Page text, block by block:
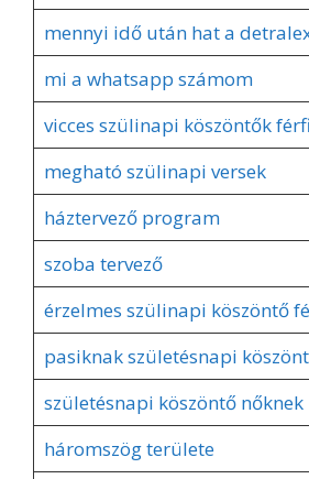
mennyi idő után hat a
mi a whatsapp számom
vicces szülinapi köszöntők
megható szülinapi versek
háztervező program
szoba tervező
érzelmes szülinapi köszöntő
pasiknak születésnapi
születésnapi köszöntő nőknek
háromszög területe